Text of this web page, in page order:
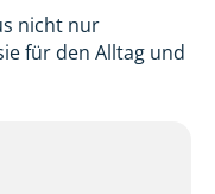
nicht nur
für den Alltag und